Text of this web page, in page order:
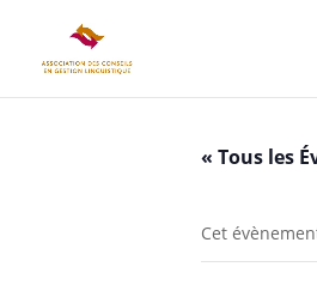
« Tous les
Cet